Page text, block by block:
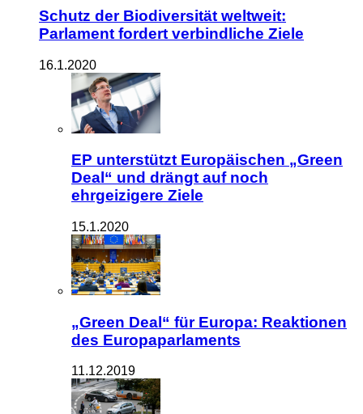
Schutz der Biodiversität weltweit:
Parlament fordert verbindliche Ziele
16.1.2020
EP unterstützt Europäischen „Green
Deal“ und drängt auf noch
ehrgeizigere Ziele
15.1.2020
„Green Deal“ für Europa: Reaktionen
des Europaparlaments
11.12.2019